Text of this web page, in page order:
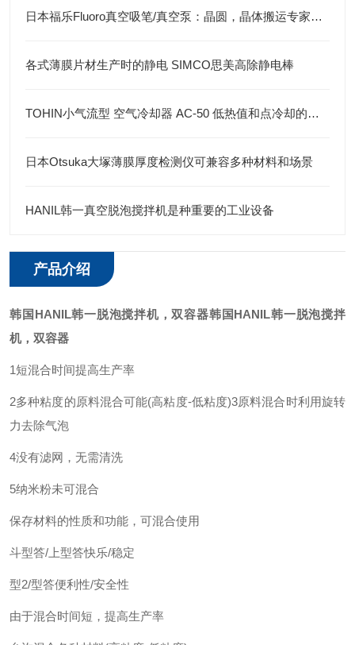
日本福乐Fluoro真空吸笔/真空泵：晶圆，晶体搬运专家，高效无损操作
各式薄膜片材生产时的静电 SIMCO思美高除静电棒
TOHIN小气流型 空气冷却器 AC-50 低热值和点冷却的理想选择
日本Otsuka大塚薄膜厚度检测仪可兼容多种材料和场景
HANIL韩一真空脱泡搅拌机是种重要的工业设备
产品介绍
韩国HANIL韩一脱泡搅拌机，双容器韩国HANIL韩一脱泡搅拌
机，双容器
1短混合时间提高生产率
2多种粘度的原料混合可能(高粘度-低粘度)3原料混合时利用旋转
力去除气泡
4没有滤网，无需清洗
5纳米粉未可混合
保存材料的性质和功能，可混合使用
斗型答/上型答快乐/稳定
型2/型答便利性/安全性
由于混合时间短，提高生产率